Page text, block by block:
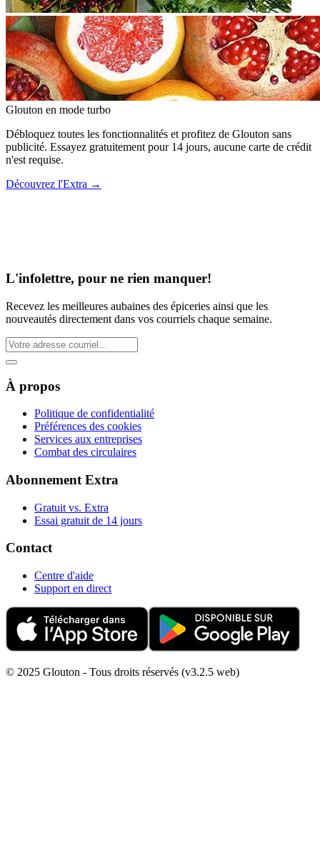
Glouton en mode turbo
Débloquez toutes les fonctionnalités et profitez de Glouton sans
publicité. Essayez gratuitement pour 14 jours, aucune carte de crédit
n'est requise.
Découvrez l'Extra →
L'infolettre, pour ne rien manquer!
Recevez les meilleures aubaines des épiceries ainsi que les
nouveautés directement dans vos courriels chaque semaine.
À propos
Politique de confidentialité
Préférences des cookies
Services aux entreprises
Combat des circulaires
Abonnement Extra
Gratuit vs. Extra
Essai gratuit de 14 jours
Contact
Centre d'aide
Support en direct
© 2025 Glouton - Tous droits réservés (v3.2.5 web)